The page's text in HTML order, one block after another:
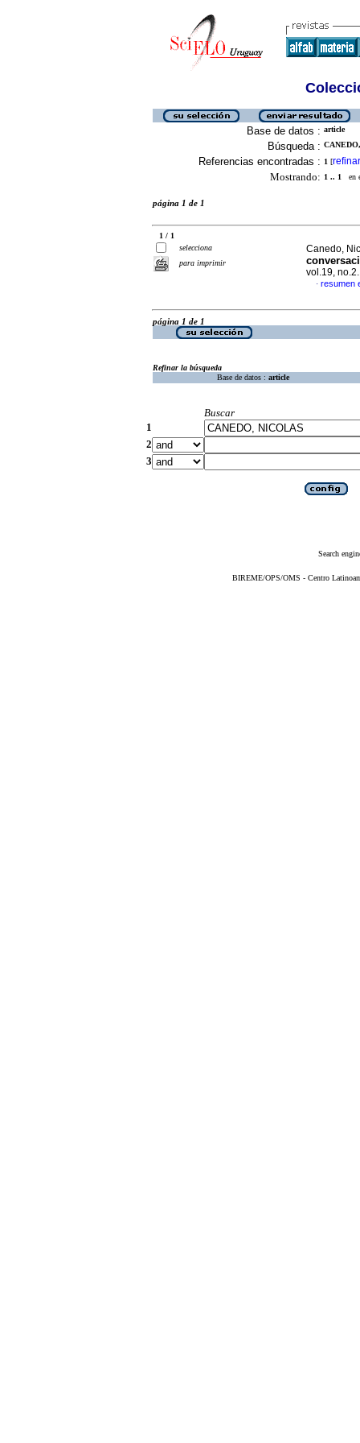
Base de datos : article
Búsqueda :
Referencias encontradas : 1 [refinar
Mostrando: 1 .. 1 en
página 1 de 1
1 / 1
selecciona
para imprimir
Canedo,
vol.19,
· resumen
página 1 de 1
Refinar la búsqueda
Base de datos : article
Buscar
1
2
3
Search
BIREME/OPS/OMS - Centro